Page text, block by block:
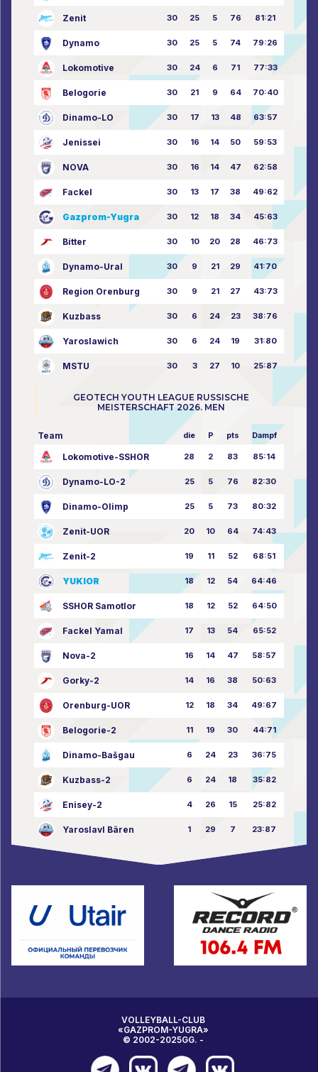
Zenit 30 25 5 76 81:21
Dynamo 30 25 5 74 79:26
Lokomotive 30 24 6 71 77:33
Belogorie 30 21 9 64 70:40
Dinamo-LO 30 17 13 48 63:57
Jenissei 30 16 14 50 59:53
NOVA 30 16 14 47 62:58
Fackel 30 13 17 38 49:62
Gazprom-Yugra 30 12 18 34 45:63
Bitter 30 10 20 28 46:73
Dynamo-Ural 30 9 21 29 41:70
Region Orenburg 30 9 21 27 43:73
Kuzbass 30 6 24 23 38:76
Yaroslawich 30 6 24 19 31:80
MSTU 30 3 27 10 25:87
GEOTECH YOUTH LEAGUE RUSSISCHE
MEISTERSCHAFT 2026. MEN
Team die P pts Dampf
Lokomotive-SSHOR 28 2 83 85:14
Dynamo-LO-2 25 5 76 82:30
Dinamo-Olimp 25 5 73 80:32
Zenit-UOR 20 10 64 74:43
Zenit-2 19 11 52 68:51
YUKIOR 18 12 54 64:46
SSHOR Samotlor 18 12 52 64:50
Fackel Yamal 17 13 54 65:52
Nova-2 16 14 47 58:57
Gorky-2 14 16 38 50:63
Orenburg-UOR 12 18 34 49:67
Belogorie-2 11 19 30 44:71
Dinamo-Bašgau 6 24 23 36:75
Kuzbass-2 6 24 18 35:82
Enisey-2 4 26 15 25:82
Yaroslavl Bären 1 29 7 23:87
VOLLEYBALL-CLUB
«GAZPROM-YUGRA»
© 2002-2025GG. -